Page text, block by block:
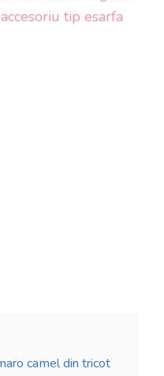
tip esarfa
camel din tricot